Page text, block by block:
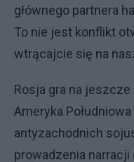
głównego partnera
To nie jest konflikt
wtrącajcie się na
Rosja gra na
Ameryka
antyzachodnich
prowadzenia